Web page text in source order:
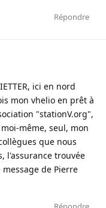
Répondre
ici en nord
mon vhelio en prêt à
"stationV.org",
même, seul, mon
que nous
l'assurance trouvée
de Pierre